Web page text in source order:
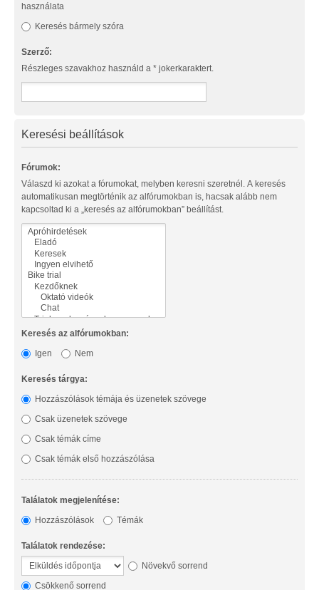
használata
Keresés bármely szóra
Szerző:
Részleges szavakhoz használd a * jokerkaraktert.
Keresési beállítások
Fórumok:
Válaszd ki azokat a fórumokat, melyben keresni szeretnél. A keresés
automatikusan megtörténik az alfórumokban is, hacsak alább nem
kapcsoltad ki a „keresés az alfórumokban” beállítást.
Keresés az alfórumokban:
Igen
Nem
Keresés tárgya:
Hozzászólások témája és üzenetek szövege
Csak üzenetek szövege
Csak témák címe
Csak témák első hozzászólása
Találatok megjelenítése:
Hozzászólások
Témák
Találatok rendezése:
Növekvő sorrend
Csökkenő sorrend